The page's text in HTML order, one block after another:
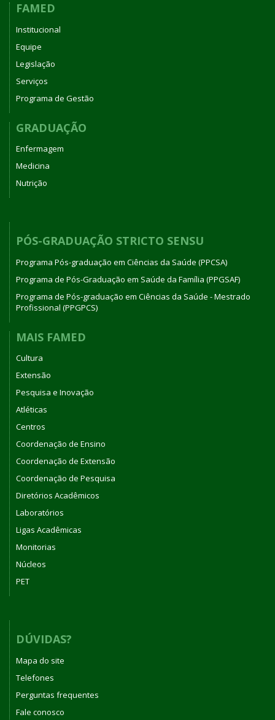
FAMED
Institucional
Equipe
Legislação
Serviços
Programa de Gestão
GRADUAÇÃO
Enfermagem
Medicina
Nutrição
PÓS-GRADUAÇÃO STRICTO SENSU
Programa Pós-graduação em Ciências da Saúde (PPCSA)
Programa de Pós-Graduação em Saúde da Família (PPGSAF)
Programa de Pós-graduação em Ciências da Saúde - Mestrado
Profissional (PPGPCS)
MAIS FAMED
Cultura
Extensão
Pesquisa e Inovação
Atléticas
Centros
Coordenação de Ensino
Coordenação de Extensão
Coordenação de Pesquisa
Diretórios Acadêmicos
Laboratórios
Ligas Acadêmicas
Monitorias
Núcleos
PET
DÚVIDAS?
Mapa do site
Telefones
Perguntas frequentes
Fale conosco